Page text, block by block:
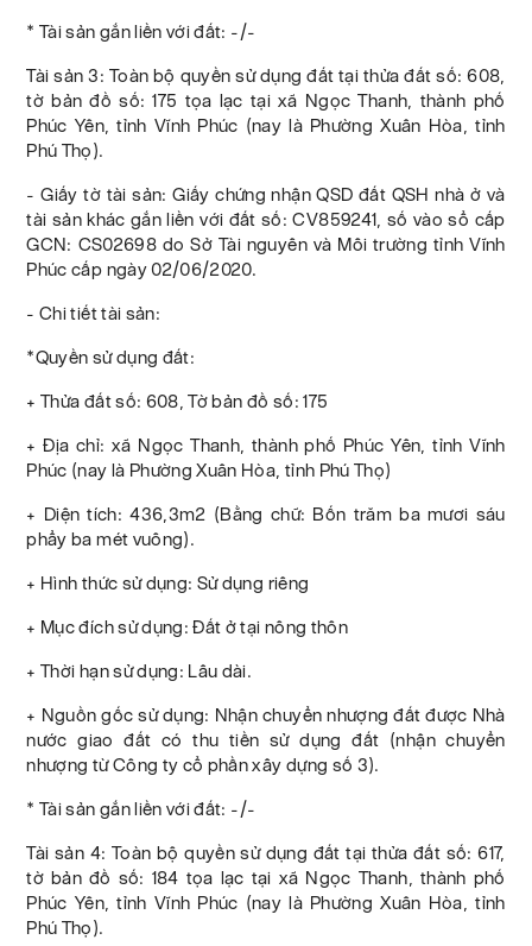
* Tài sản gắn liền với đất: -/-
Tài sản 3: Toàn bộ quyền sử dụng đất tại thửa đất số: 608,
tờ bản đồ số: 175 tọa lạc tại xã Ngọc Thanh, thành phố
Phúc Yên, tỉnh Vĩnh Phúc (nay là Phường Xuân Hòa, tỉnh
Phú Thọ).
- Giấy tờ tài sản: Giấy chứng nhận QSD đất QSH nhà ở và
tài sản khác gắn liền với đất số: CV859241, số vào sổ cấp
GCN: CS02698 do Sở Tài nguyên và Môi trường tỉnh Vĩnh
Phúc cấp ngày 02/06/2020.
- Chi tiết tài sản:
*Quyền sử dụng đất:
+ Thửa đất số: 608, Tờ bản đồ số: 175
+ Địa chỉ: xã Ngọc Thanh, thành phố Phúc Yên, tỉnh Vĩnh
Phúc (nay là Phường Xuân Hòa, tỉnh Phú Thọ)
+ Diện tích: 436,3m2 (Bằng chữ: Bốn trăm ba mươi sáu
phẩy ba mét vuông).
+ Hình thức sử dụng: Sử dụng riêng
+ Mục đích sử dụng: Đất ở tại nông thôn
+ Thời hạn sử dụng: Lâu dài.
+ Nguồn gốc sử dụng: Nhận chuyển nhượng đất được Nhà
nước giao đất có thu tiền sử dụng đất (nhận chuyển
nhượng từ Công ty cổ phần xây dựng số 3).
* Tài sản gắn liền với đất: -/-
Tài sản 4: Toàn bộ quyền sử dụng đất tại thửa đất số: 617,
tờ bản đồ số: 184 tọa lạc tại xã Ngọc Thanh, thành phố
Phúc Yên, tỉnh Vĩnh Phúc (nay là Phường Xuân Hòa, tỉnh
Phú Thọ).